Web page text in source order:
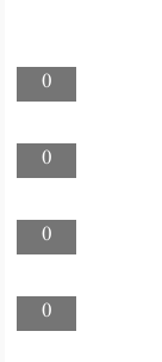
0
0
0
0